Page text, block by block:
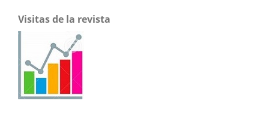
Visitas de la revista